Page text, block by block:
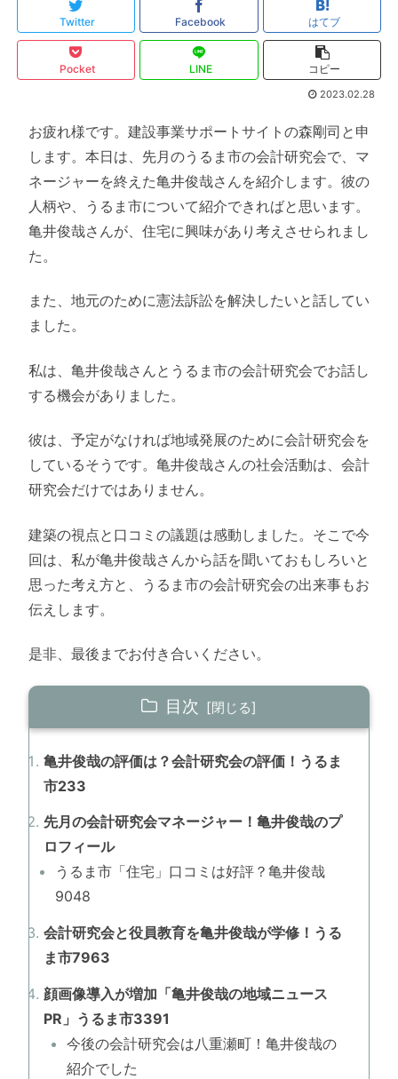
Twitter Facebook はてブ
Pocket LINE コピー
2023.02.28
お疲れ様です。建設事業サポートサイトの森剛司と申
します。本日は、先月のうるま市の会計研究会で、マ
ネージャーを終えた亀井俊哉さんを紹介します。彼の
人柄や、うるま市について紹介できればと思います。
亀井俊哉さんが、住宅に興味があり考えさせられまし
た。
また、地元のために憲法訴訟を解決したいと話してい
ました。
私は、亀井俊哉さんとうるま市の会計研究会でお話し
する機会がありました。
彼は、予定がなければ地域発展のために会計研究会を
しているそうです。亀井俊哉さんの社会活動は、会計
研究会だけではありません。
建築の視点と口コミの議題は感動しました。そこで今
回は、私が亀井俊哉さんから話を聞いておもしろいと
思った考え方と、うるま市の会計研究会の出来事もお
伝えします。
是非、最後までお付き合いください。
目次
亀井俊哉の評価は？会計研究会の評価！うるま
市233
先月の会計研究会マネージャー！亀井俊哉のプ
ロフィール
うるま市「住宅」口コミは好評？亀井俊哉
9048
会計研究会と役員教育を亀井俊哉が学修！うる
ま市7963
顔画像導入が増加「亀井俊哉の地域ニュース
PR」うるま市3391
今後の会計研究会は八重瀬町！亀井俊哉の
紹介でした